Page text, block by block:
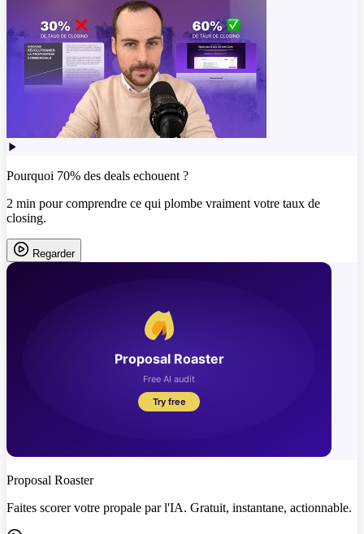
Pourquoi 70% des deals echouent ?
2 min pour comprendre ce qui plombe vraiment votre taux de
closing.
Regarder
Proposal Roaster
Faites scorer votre propale par l'IA. Gratuit, instantane, actionnable.